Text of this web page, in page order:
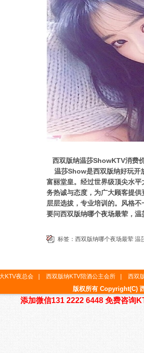
西双版纳温莎ShowKTV消费
温莎Show是西双版纳好玩开
富丽堂皇。经过世界级顶尖水
务热诚与态度，为广大顾客提
层层选拔，专业培训的。风格
要问西双版纳哪个夜场最荤，
标签： 西双版纳哪个夜场最荤 温
版权所有 Copyright(C)
添加微信131 2222 6448 免费咨询
KTV夜总会 西双版纳KTV陪酒公主会所 西双